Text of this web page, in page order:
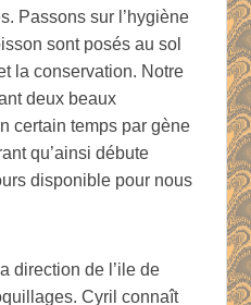
Passons sur l’hygiène
sont posés au sol
la conservation. Notre
deux beaux
certain temps par gène
qu’ainsi débute
disponible pour nous
direction de l’ile de
Cyril connaît